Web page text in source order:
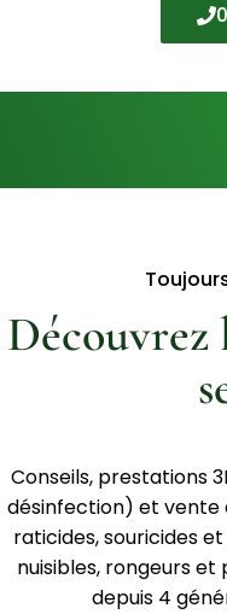
Découvrez
Conseils, prestations
désinfection) et vente
raticides, souricides
nuisibles, rongeurs et
depuis 4